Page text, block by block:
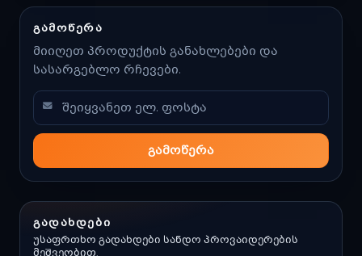
ᲒᲐᲛᲝᲬᲔᲠᲐ
მიიღეთ პროდუქტის განახლებები და
სასარგებლო რჩევები.
გამოწერა
ᲒᲐᲓᲐᲮᲓᲔᲑᲘ
უსაფრთხო გადახდები სანდო პროვაიდერების
მეშვეობით.